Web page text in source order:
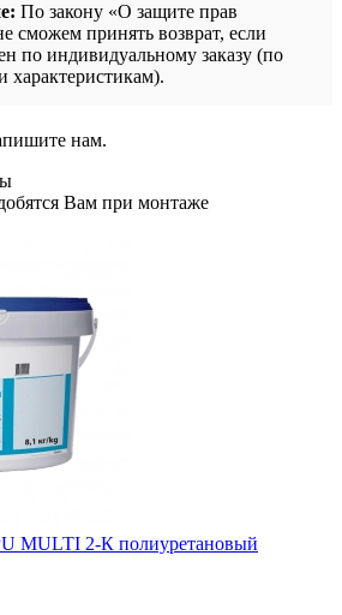
По закону «О защите прав
сможем принять возврат, если
по индивидуальному заказу (по
характеристикам).
нам.
Вам при монтаже
MULTI 2-К полиуретановый